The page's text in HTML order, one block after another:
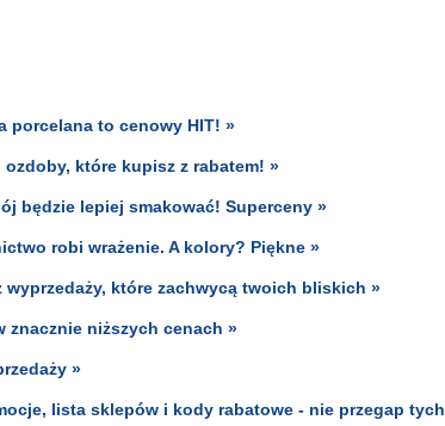
porcelana to cenowy HIT! »
które kupisz z rabatem! »
będzie lepiej smakować! Superceny »
robi wrażenie. A kolory? Piękne »
wyprzedaży, które zachwycą twoich bliskich »
znacznie niższych cenach »
»
lista sklepów i kody rabatowe - nie przegap tych